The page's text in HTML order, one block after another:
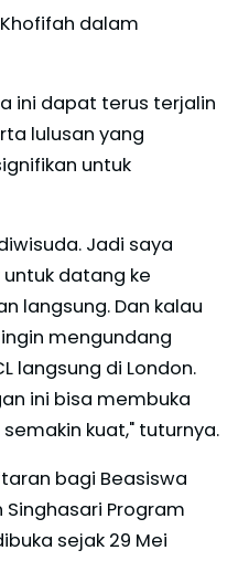
dalam
ini dapat terus terjalin
lulusan yang
untuk
Jadi saya
datang ke
langsung. Dan kalau
mengundang
langsung di London.
ini bisa membuka
kuat," tuturnya.
bagi Beasiswa
Singhasari Program
sejak 29 Mei